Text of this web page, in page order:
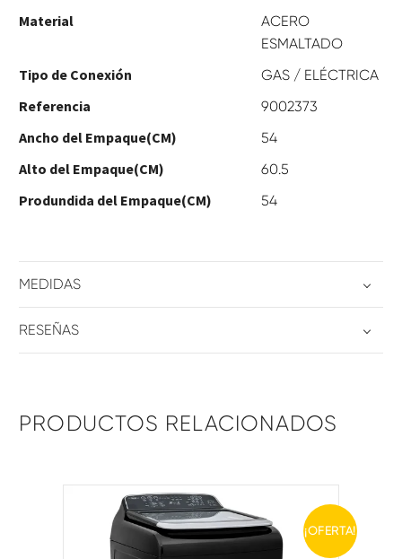
Material
ACERO
ESMALTADO
Tipo de Conexión GAS / ELÉCTRICA
Referencia 9002373
Ancho del Empaque(CM) 54
Alto del Empaque(CM) 60.5
Produndida del Empaque(CM) 54
MEDIDAS
RESEÑAS
PRODUCTOS RELACIONADOS
¡OFERTA!